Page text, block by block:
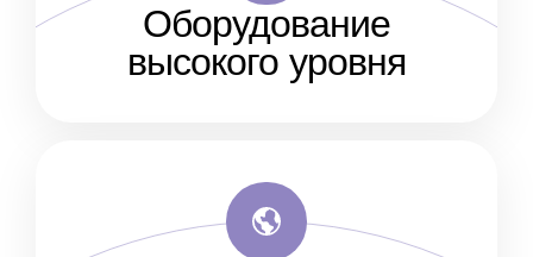
Оборудование
высокого уровня